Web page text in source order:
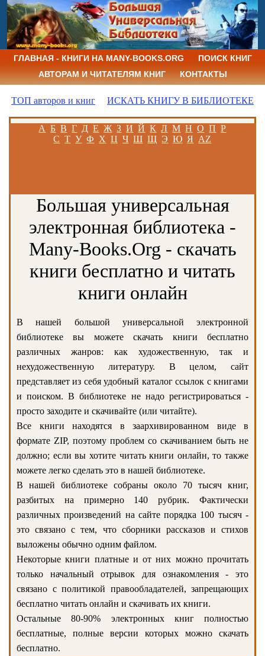
ГЛАВНАЯ - КНИГИ НА MANY-BOOKS.ORG
ПОИСК КНИГ
АВТОРАМ И ЧИТАТЕЛЯМ КНИГ
КОНТАКТЫ
ТОП авторов и книг ИСКАТЬ КНИГУ В БИБЛИОТЕКЕ
А Б В Г Д Е Ж З И Й К Л М Н О П Р
С Т У Ф Х Ц Ч Ш Щ Э Ю Я AZ
Большая универсальная
электронная библиотека -
Many-Books.Org - скачать
книги бесплатно и читать
книги онлайн
В нашей большой универсальной электронной
библиотеке вы можете скачать книги бесплатно
различных жанров: как художественную, так и
нехудожественную литературу. В целом, сайт
представляет из себя удобный каталог ссылок с книгами
и поиском. В библиотеке не надо регистрироваться -
просто заходите и скачивайте (или читайте).
Все книги находятся в заархивированном виде в
формате ZIP, поэтому проблем со скачиванием быть не
должно; если вы хотите читать книги онлайн, то также
можете легко сделать это в нашей библиотеке.
В нашей библиотеке собраны около 70 тысяч книг,
разбитых на примерно 140 рубрик. Фактически
различных произведений на сайте порядка 100 тысяч -
это связано с тем, что сборники рассказов и стихов
выложены обычно одним файлом.
Некоторые книги платные и от них можно прочитать
только начальный отрывок для ознакомления - это
связано с политикой правообладателей, запрещающих
бесплатно читать онлайн и скачивать их книги.
Остальные 80-90% электронных книг полностью
бесплатные, полные версии которых можно скачать
бесплатно.